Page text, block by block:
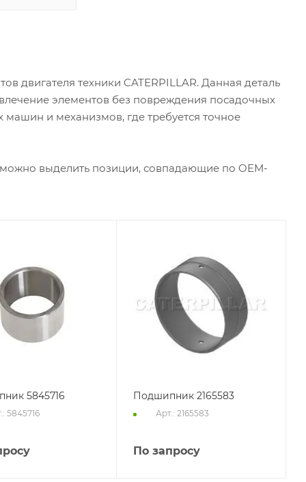
двигателя техники CATERPILLAR. Данная деталь
элементов без повреждения посадочных
и механизмов, где требуется точное
выделить позиции, совпадающие по OEM-
5845716
5845716
Подшипник 2165583
Арт.: 2165583
По запросу